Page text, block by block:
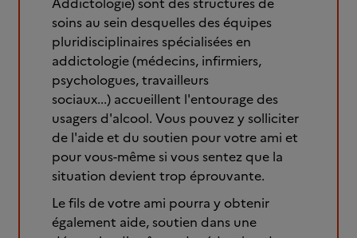
soins au sein desquelles des équipes
pluridisciplinaires spécialisées en
addictologie (médecins, infirmiers,
psychologues, travailleurs
sociaux...) accueillent l'entourage des
usagers d'alcool. Vous pouvez y solliciter
de l'aide et du soutien pour votre ami et
pour vous-même si vous sentez que la
situation devient trop éprouvante.
Le fils de votre ami pourra y obtenir
également aide, soutien dans une